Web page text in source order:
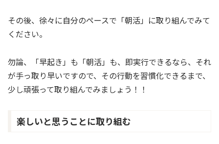
その後、徐々に自分のペースで「朝活」に取り組んでみて
ください。
勿論、「早起き」も「朝活」も、即実行できるなら、それ
が手っ取り早いですので、その行動を習慣化できるまで、
少し頑張って取り組んでみましょう！！
楽しいと思うことに取り組む